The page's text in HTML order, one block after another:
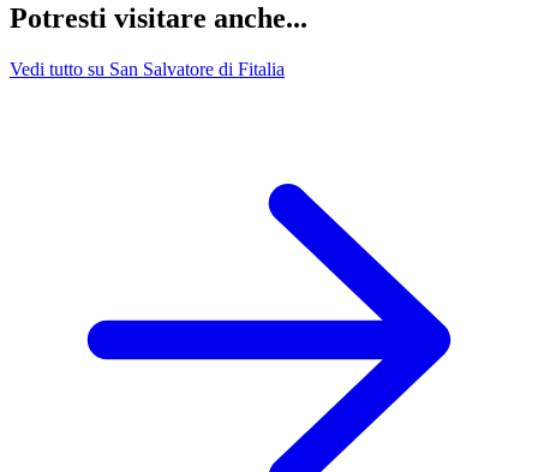
Potresti visitare anche...
Vedi tutto su San Salvatore di Fitalia